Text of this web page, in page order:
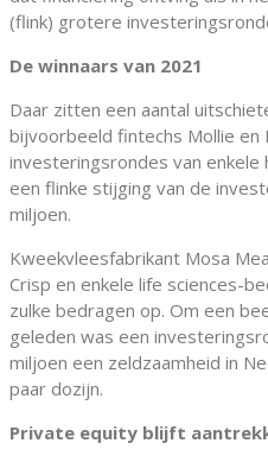
(flink) grotere
De winnaars van 2021
Daar zitten een aantal
bijvoorbeeld fintechs Mollie
investeringsrondes van enkele
een flinke stijging van de
miljoen.
Kweekvleesfabrikant Mosa
Crisp en enkele life sciences-
zulke bedragen op. Om een
geleden was een
miljoen een zeldzaamheid in
paar dozijn.
Private equity blijft